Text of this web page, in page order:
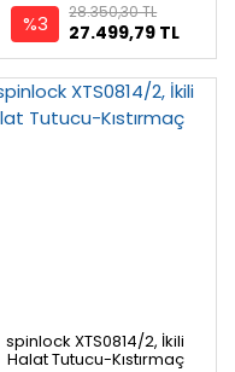
%3 27.499,79 TL
28.350,30 TL
spinlock XTS0814/2, İkili
Halat Tutucu-Kıstırmaç